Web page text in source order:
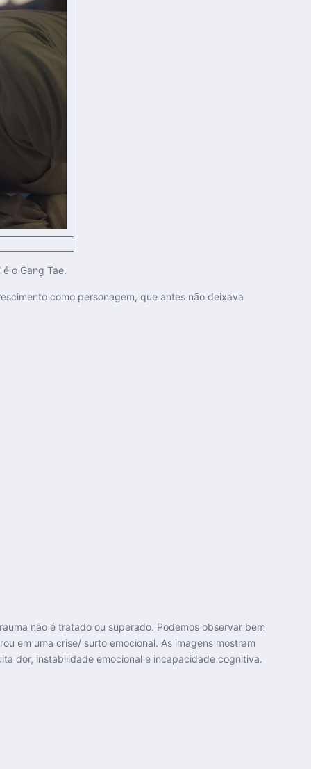
o Gang Tae.
como personagem, que antes não deixava
não é tratado ou superado. Podemos observar bem
em uma crise/ surto emocional. As imagens mostram
dor, instabilidade emocional e incapacidade cognitiva.